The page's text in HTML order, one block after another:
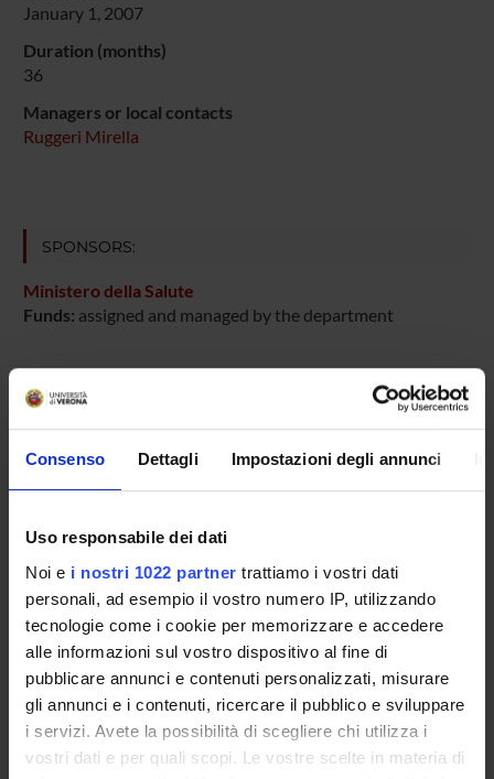
Consenso Dettagli Impostazioni degli annunci
Uso responsabile dei dati
Noi e i nostri 1022 partner trattiamo i vostri dati
personali, ad esempio il vostro numero IP, utilizzando
tecnologie come i cookie per memorizzare e accedere
alle informazioni sul vostro dispositivo al fine di
pubblicare annunci e contenuti personalizzati, misurare
gli annunci e i contenuti, ricercare il pubblico e sviluppare
i servizi. Avete la possibilità di scegliere chi utilizza i
vostri dati e per quali scopi. Le vostre scelte in materia di
January 1, 2007
Duration (months)
36
Managers or local contacts
Ruggeri Mirella
SPONSORS:
Ministero della Salute
Funds: assigned and managed by the department
PROJECT PARTICIPANTS
Mirella Ruggeri
RESEARCH AREAS INVOLVED IN THE PROJECT
Psychiatry
SECTIONS
Section of Psychiatry and Clinical Psychology